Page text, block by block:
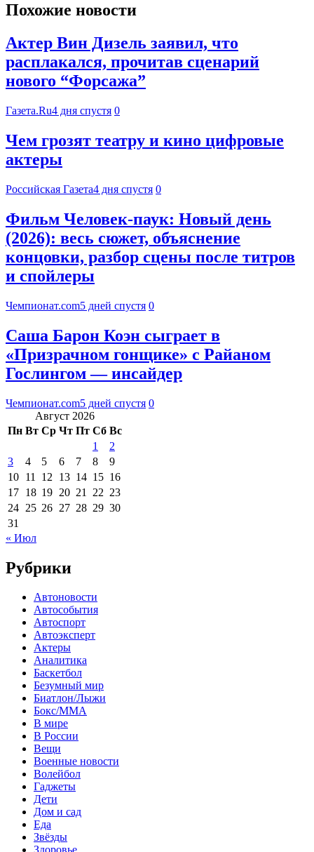
Похожие новости
Актер Вин Дизель заявил, что
расплакался, прочитав сценарий
нового “Форсажа”
Газета.Ru4 дня спустя 0
Чем грозят театру и кино цифровые
актеры
Российская Газета4 дня спустя 0
Фильм Человек-паук: Новый день
(2026): весь сюжет, объяснение
концовки, разбор сцены после титров
и спойлеры
Чемпионат.com5 дней спустя 0
Саша Барон Коэн сыграет в
«Призрачном гонщике» с Райаном
Гослингом — инсайдер
Чемпионат.com5 дней спустя 0
Август 2026
Пн Вт Ср Чт Пт Сб Вс
1
2
3
4 5 6 7 8
9
10 11 12 13 14 15 16
17 18 19 20 21 22 23
24 25 26 27 28 29 30
31
« Июл
Рубрики
Автоновости
Автособытия
Автоспорт
Автоэксперт
Актеры
Аналитика
Баскетбол
Безумный мир
Биатлон/Лыжи
Бокс/MMA
В мире
В России
Вещи
Военные новости
Волейбол
Гаджеты
Дети
Дом и сад
Еда
Звёзды